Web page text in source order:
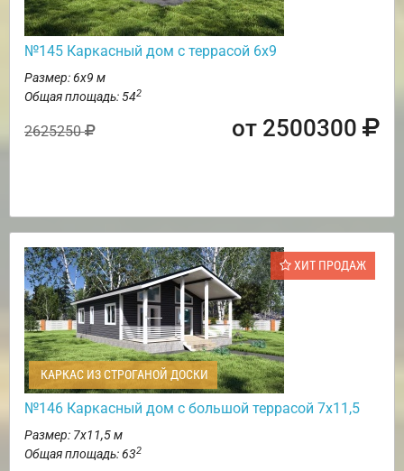
№145 Каркасный дом с террасой 6х9
Размер: 6х9 м
Общая площадь: 542
2625250 от 2500300
ХИТ ПРОДАЖ
КАРКАС ИЗ СТРОГАНОЙ ДОСКИ
№146 Каркасный дом с большой террасой 7х11,5
Размер: 7х11,5 м
Общая площадь: 632